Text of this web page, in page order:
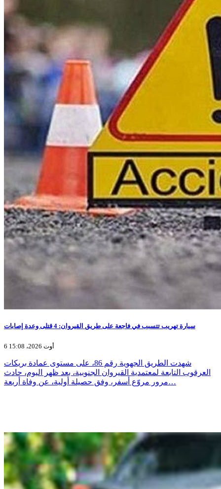
سيارة تهريب تتسبب في فاجعة على طريق القيروان: 4 قتلى وعدة إصابات
6 أوت 2026، 15:08
شهدت الطريق الجهوية رقم 86، على مستوى عمادة بريكات
العرقوب التابعة لمعتمدية القيروان الجنوبية، بعد ظهر اليوم، حادث
مرور مروّع أسفر، وفق حصيلة أولية، عن وفاة أربعة…